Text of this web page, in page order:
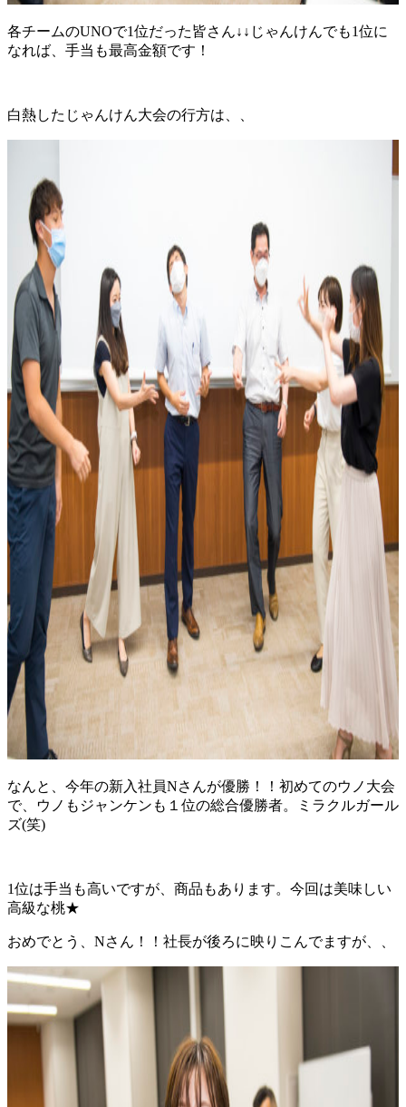
各チームのUNOで1位だった皆さん↓↓じゃんけんでも1位に
なれば、手当も最高金額です！
白熱したじゃんけん大会の行方は、、
なんと、今年の新入社員Nさんが優勝！！初めてのウノ大会
で、ウノもジャンケンも１位の総合優勝者。ミラクルガール
ズ(笑)
1位は手当も高いですが、商品もあります。今回は美味しい
高級な桃★
おめでとう、Nさん！！社長が後ろに映りこんでますが、、